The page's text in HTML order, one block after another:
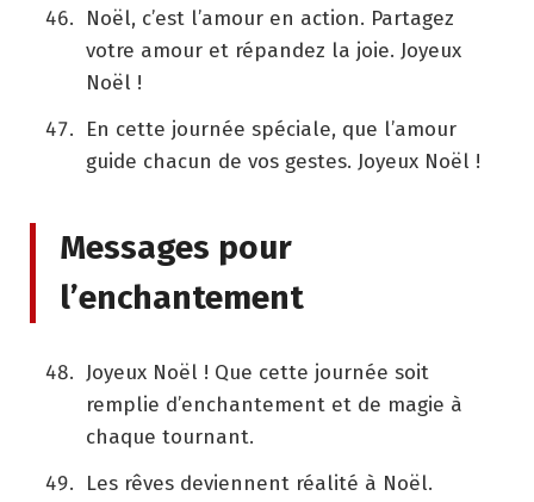
Noël, c’est l’amour en action. Partagez
votre amour et répandez la joie. Joyeux
Noël !
En cette journée spéciale, que l’amour
guide chacun de vos gestes. Joyeux Noël !
Messages pour
l’enchantement
Joyeux Noël ! Que cette journée soit
remplie d’enchantement et de magie à
chaque tournant.
Les rêves deviennent réalité à Noël.